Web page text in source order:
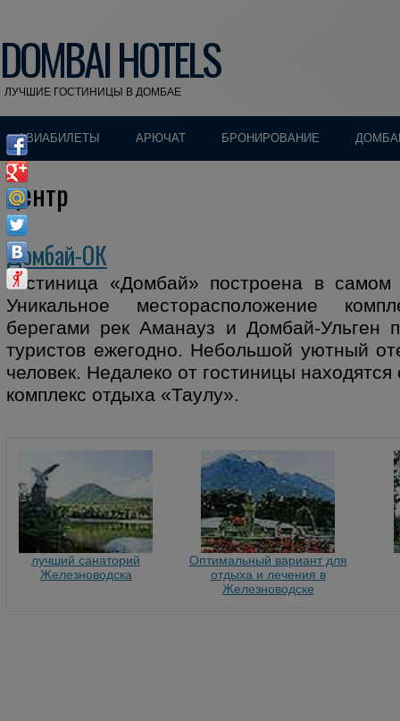
DOMBAI HOTELS
ЛУЧШИЕ ГОСТИНИЦЫ В ДОМБАЕ
АВИАБИЛЕТЫ АРЮЧАТ БРОНИРОВАНИЕ
центр
Домбай-ОК
Гостиница «Домбай» построена в самом
Уникальное месторасположение
берегами рек Аманауз и Домбай-Ульген
туристов ежегодно. Небольшой уютный
человек. Недалеко от гостиницы находятся
комплекс отдыха «Таулу».
лучший санаторий
Железноводска
Оптимальный вариант для
отдыха и лечения в
Железноводске